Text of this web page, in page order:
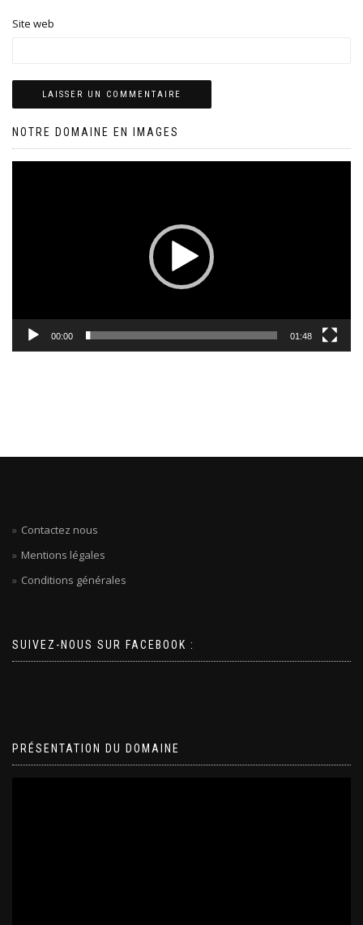
Site web
NOTRE DOMAINE EN IMAGES
00:00 01:48
Contactez nous
Mentions légales
Conditions générales
SUIVEZ-NOUS SUR FACEBOOK :
PRÉSENTATION DU DOMAINE